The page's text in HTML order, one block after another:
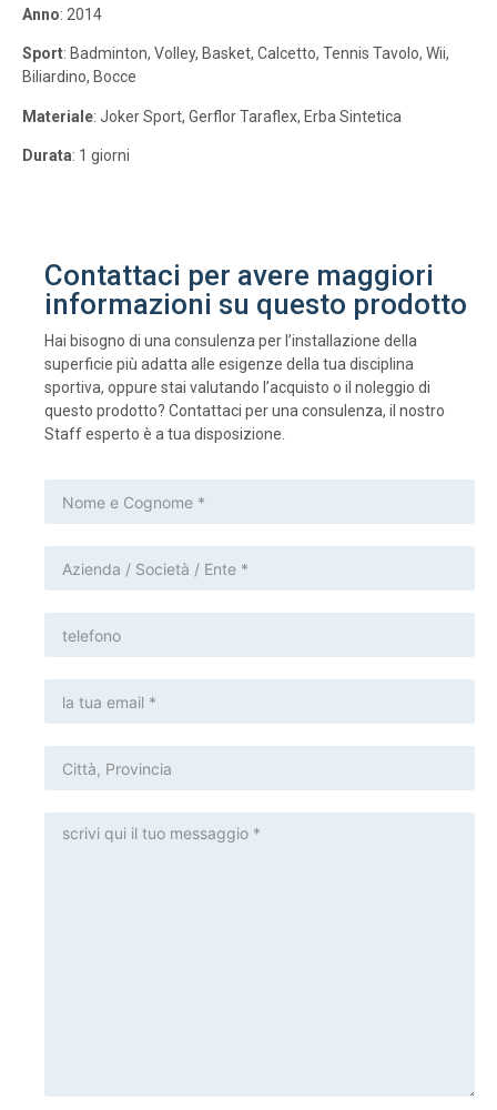
Anno: 2014
Sport: Badminton, Volley, Basket, Calcetto, Tennis Tavolo, Wii,
Biliardino, Bocce
Materiale: Joker Sport, Gerflor Taraflex, Erba Sintetica
Durata: 1 giorni
Contattaci per avere maggiori
informazioni su questo prodotto
Hai bisogno di una consulenza per l’installazione della
superficie più adatta alle esigenze della tua disciplina
sportiva, oppure stai valutando l’acquisto o il noleggio di
questo prodotto? Contattaci per una consulenza, il nostro
Staff esperto è a tua disposizione.